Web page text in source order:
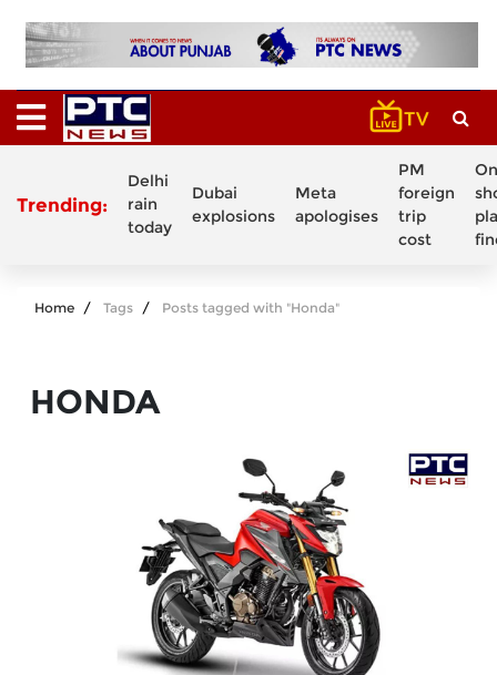
Trending:
Delhi
rain
today
Dubai
explosions
Meta
apologises
PM
foreign
trip
cost
Home Tags Posts tagged with "Honda"
HONDA